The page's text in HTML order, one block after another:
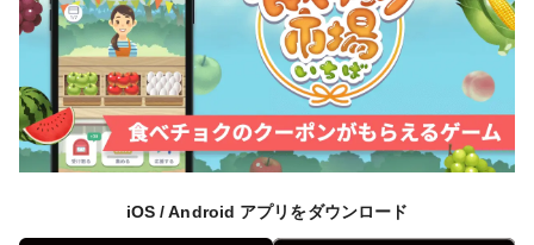
iOS / Android アプリをダウンロード